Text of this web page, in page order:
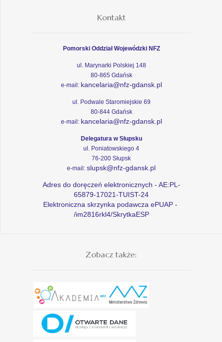
Kontakt
Pomorski Oddział Wojewódzki NFZ
ul. Marynarki Polskiej 148
80-865 Gdańsk
e-mail: kancelaria@nfz-gdansk.pl
ul. Podwale Staromiejskie 69
80-844 Gdańsk
e-mail: kancelaria@nfz-gdansk.pl
Delegatura w Słupsku
ul. Poniatowskiego 4
76-200 Słupsk
e-mail: slupsk@nfz-gdansk.pl
Adres do doręczeń elektronicznych - AE:PL-
65879-17021-TUIST-24
Elektroniczna skrzynka podawcza ePUAP -
/im2816rkl4/SkrytkaESP
Zobacz także: